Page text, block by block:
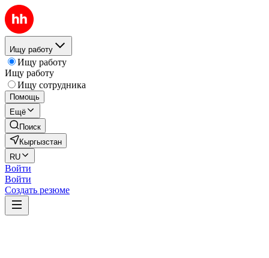
Ищу работу
Ищу работу
Ищу работу
Ищу сотрудника
Помощь
Ещё
Поиск
Кыргызстан
RU
Войти
Войти
Создать резюме